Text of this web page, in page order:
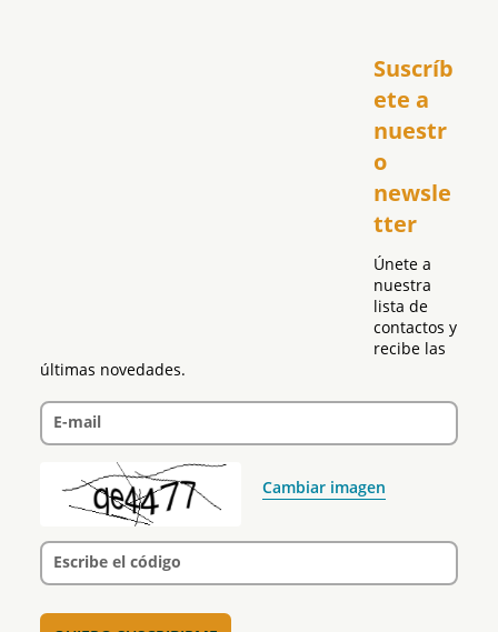
Suscríb
ete a
nuestr
o
newsle
tter
Únete a
nuestra
lista de
contactos y
recibe las
últimas novedades.
E-mail
Cambiar imagen
Escribe el código